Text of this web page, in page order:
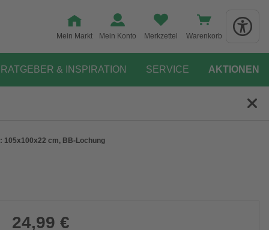
Mein Markt Mein Konto Merkzettel Warenkorb
RATGEBER & INSPIRATION SERVICE AKTIONEN
cm, BB-Lochung
24,99 €